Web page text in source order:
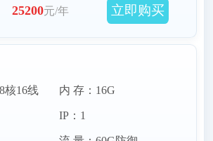
25200元/年 立即购买
核16线
内 存：16G
IP：1